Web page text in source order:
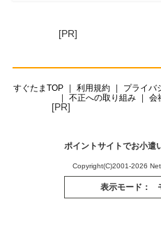
[PR]
すぐたまTOP 利用規約 プライバ
不正への取り組み
会
[PR]
ポイントサイトでお小遣
Copyright(C)2001-2026
表示モード：